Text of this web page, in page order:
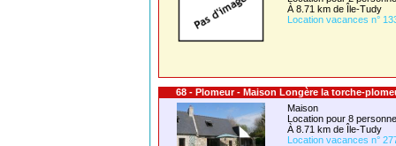
À 8.71 km de Île-Tudy
Location vacances n°
68 - Plomeur - Maison Longère la torche-
Maison
Location pour 8
À 8.71 km de Île-Tudy
Location vacances n°